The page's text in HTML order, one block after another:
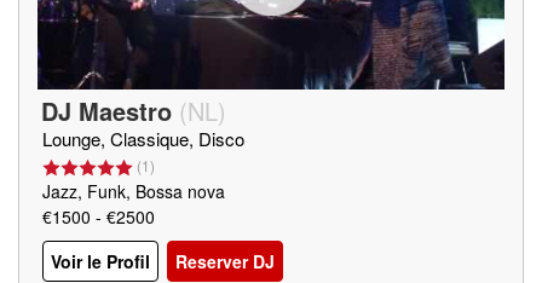
DJ Maestro (NL)
Lounge, Classique, Disco
(1)
Jazz, Funk, Bossa nova
€1500 - €2500
Voir le Profil
Reserver DJ